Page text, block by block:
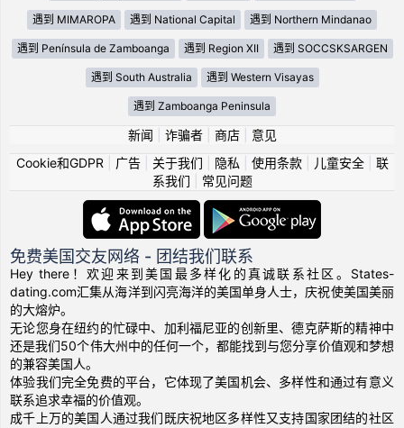
遇到 MIMAROPA 遇到 National Capital 遇到 Northern Mindanao
遇到 Península de Zamboanga 遇到 Region XII 遇到 SOCCSKSARGEN
遇到 South Australia 遇到 Western Visayas
遇到 Zamboanga Peninsula
新闻 诈骗者| 商店| 意见
Cookie和GDPR
广告| 关于我们 隐私 使用条款| 儿童安全| 联
系我们
常见问题
免费美国交友网络 - 团结我们联系
Hey there！欢迎来到美国最多样化的真诚联系社区。States-
dating.com汇集从海洋到闪亮海洋的美国单身人士，庆祝使美国美丽
的大熔炉。
无论您身在纽约的忙碌中、加利福尼亚的创新里、德克萨斯的精神中
还是我们50个伟大州中的任何一个，都能找到与您分享价值观和梦想
的兼容美国人。
体验我们完全免费的平台，它体现了美国机会、多样性和通过有意义
联系追求幸福的价值观。
成千上万的美国人通过我们既庆祝地区多样性又支持国家团结的社区